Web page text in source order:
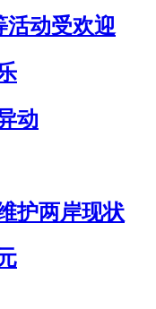
活动受欢迎
动
护两岸现状